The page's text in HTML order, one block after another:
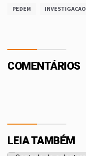
PEDEM INVESTIGACAO
COMENTÁRIOS
LEIA TAMBÉM